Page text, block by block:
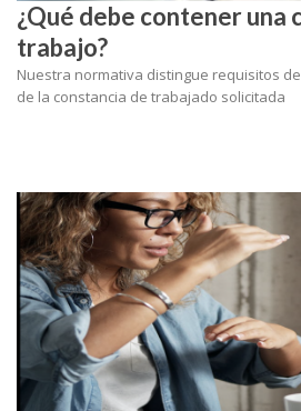
¿Qué debe contener una
trabajo?
Nuestra normativa distingue requisitos
de la constancia de trabajado solicitada